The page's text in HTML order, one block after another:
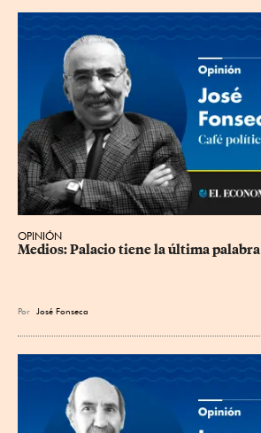
OPINIÓN
Medios: Palacio tiene la última palabra
Por José Fonseca